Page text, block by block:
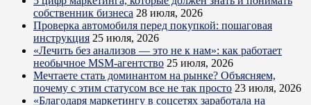
собственник бизнеса 28 июля, 2026
Проверка автомобиля перед покупкой: пошаговая
инструкция 25 июля, 2026
«Лечить без анализов — это не к нам»: как работает
необычное MSM-агентство 25 июля, 2026
Мечтаете стать доминантом на рынке? Объясняем,
почему с этим статусом все не так просто 23 июля, 2026
«Благодаря маркетингу в соцсетях заработала на